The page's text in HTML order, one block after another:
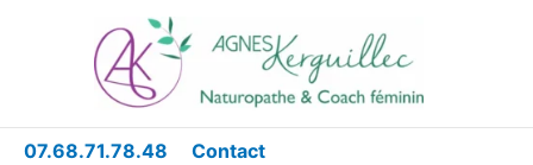
07.68.71.78.48 Contact
Menu